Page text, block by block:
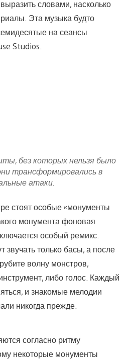
словами, насколько
Эта музыка будто
на сеансы
Studios.
без которых нельзя было
трансформировались в
атаки.
стоят особые «монументы
монумента фоновая
особый ремикс.
звучать только басы, а после
волну монстров,
либо голос. Каждый
и знакомые мелодии
никогда прежде.
согласно ритму
некоторые монументы